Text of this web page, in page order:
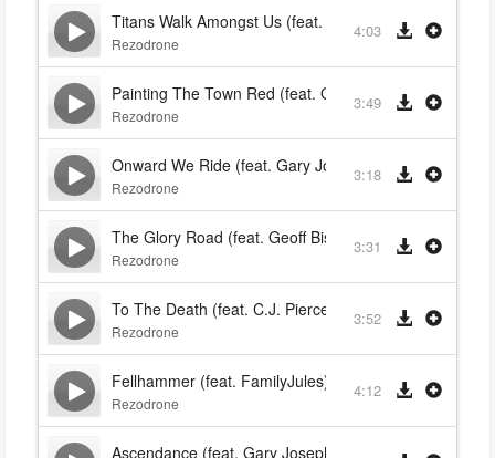
Titans Walk Amongst Us (feat. Ernie C)
Rezodrone
4:03
Painting The Town Red (feat. Gary Joseph Potter Jr.)
Rezodrone
3:49
Onward We Ride (feat. Gary Joseph Potter Jr.)
Rezodrone
3:18
The Glory Road (feat. Geoff Bisente)
Rezodrone
3:31
To The Death (feat. C.J. Pierce)
Rezodrone
3:52
Fellhammer (feat. FamilyJules)
Rezodrone
4:12
Ascendance (feat. Gary Joseph Potter Jr.)